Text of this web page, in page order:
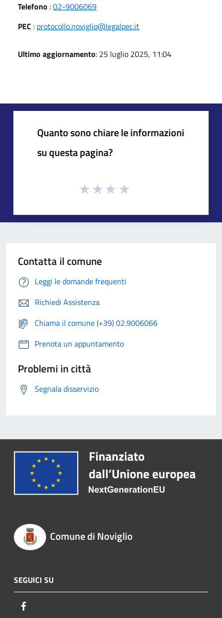
Telefono :02-9006069
PEC : protocollo.noviglio@legalpec.it
Ultimo aggiornamento: 25 luglio 2025, 11:04
Quanto sono chiare le informazioni
su questa pagina?
Contatta il comune
Leggi le domande frequenti
Richiedi Assistenza
Chiama il comune (+39) 02.9006066
Prenota un appuntamento
Problemi in città
Segnala disservizio
Comune di Noviglio
SEGUICI SU